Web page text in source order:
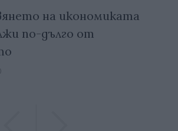
на икономиката
по-дълго от